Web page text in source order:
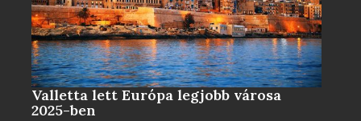
Valletta lett Európa legjobb városa
2025-ben